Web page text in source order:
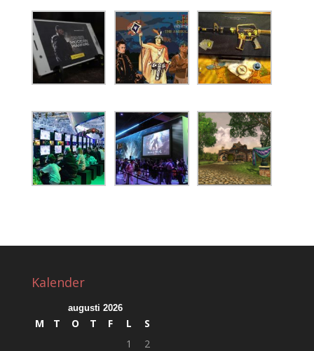
Kalender
augusti 2026
M T O T F L
S
1
2